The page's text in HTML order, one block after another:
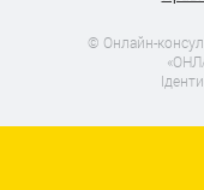
© Онлайн-